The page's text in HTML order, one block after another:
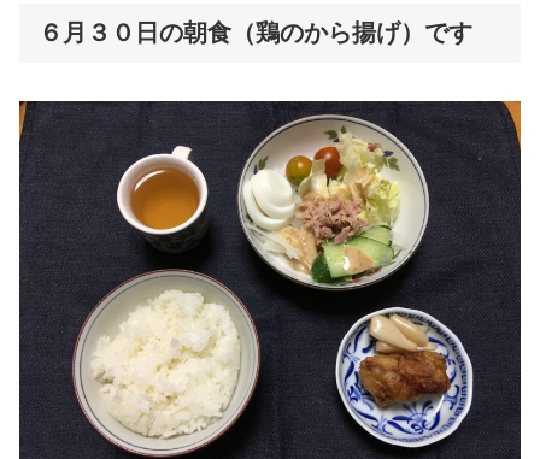
６月３０日の朝食（鶏のから揚げ）です